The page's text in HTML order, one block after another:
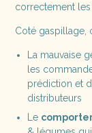
correctement
Coté gaspillage,
La mauvaise
les
prédiction et
distributeurs
Le